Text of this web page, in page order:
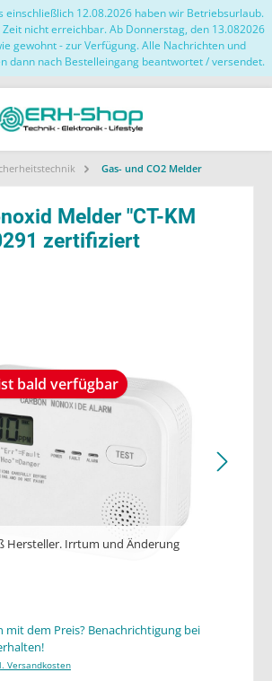
einschließlich 12.08.2026 haben wir Betriebsurlaub.
nicht erreichbar. Ab Donnerstag, den 13.082026
gewohnt - zur Verfügung. Alle Nachrichten und
dann nach Bestelleingang beantwortet / versendet.
Gas- und CO2 Melder
Melder "CT-KM
zertifiziert
bald verfügbar
Hersteller. Irrtum und Änderung
mit dem Preis? Benachrichtigung bei
Versandkosten